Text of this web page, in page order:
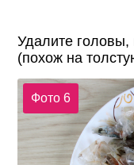
Удалите головы,
(похож на
Фото 6